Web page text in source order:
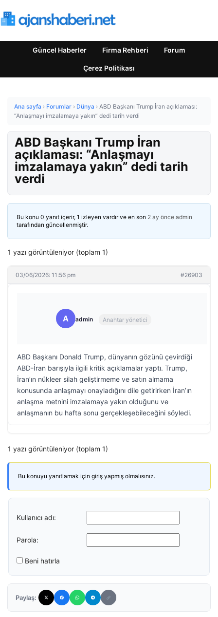
Güncel Haberler Firma Rehberi Forum
Çerez Politikası
Ana sayfa › Forumlar › Dünya › ABD Başkanı Trump İran açıklaması:
“Anlaşmayı imzalamaya yakın” dedi tarih verdi
ABD Başkanı Trump İran
açıklaması: “Anlaşmayı
imzalamaya yakın” dedi tarih
verdi
Bu konu 0 yanıt içerir, 1 izleyen vardır ve en son 2 ay önce admin
tarafından güncellenmiştir.
1 yazı görüntüleniyor (toplam 1)
03/06/2026: 11:56 pm #26903
A admin Anahtar yönetici
ABD Başkanı Donald Trump, dünyanın gözünü çevirdiği
ABD-İran barışıyla ilgili kritik açıklamalar yaptı. Trump,
İran’ın nükleer silah geliştirmeme ve satın almama
konusunda anlaşmayı onayladığını dile getirirken İran’ın
anlaşma metnini imzalamaya yakın olduğunu ve
anlaşmanın bu hafta sonu gerçekleşebileceğini söyledi.
1 yazı görüntüleniyor (toplam 1)
Bu konuyu yanıtlamak için giriş yapmış olmalısınız.
Kullanıcı adı:
Parola:
Beni hatırla
Paylaş: